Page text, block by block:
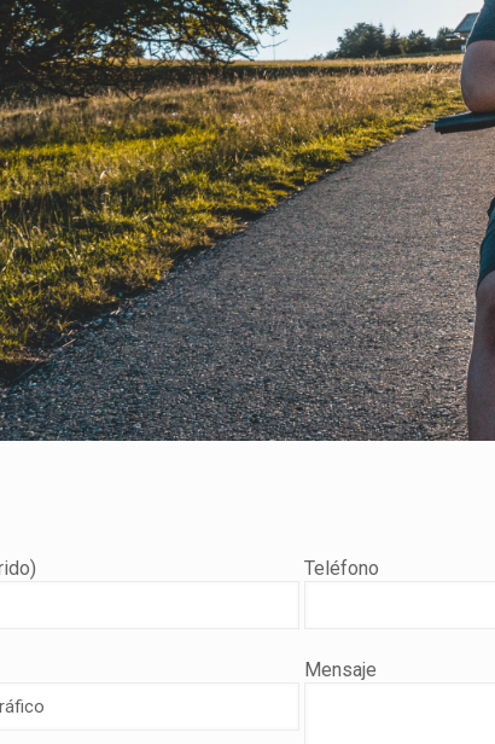
Teléfono
Mensaje